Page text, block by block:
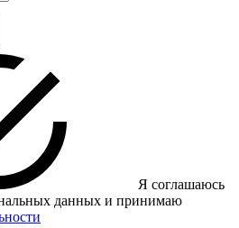
Я соглашаюсь
данных и принимаю